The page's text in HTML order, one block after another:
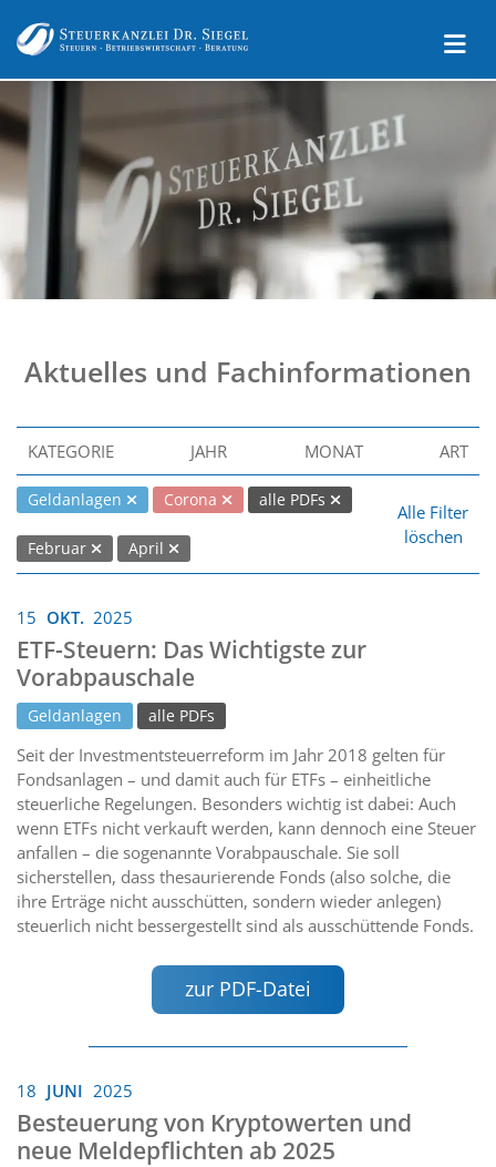
Aktuelles und Fachinformationen
KATEGORIE JAHR MONAT ART
Geldanlagen Corona alle PDFs
Februar April
Alle Filter
löschen
15 OKT. 2025
ETF-Steuern: Das Wichtigste zur
Vorabpauschale
Geldanlagen alle PDFs
Seit der Investmentsteuerreform im Jahr 2018 gelten für
Fondsanlagen – und damit auch für ETFs – einheitliche
steuerliche Regelungen. Besonders wichtig ist dabei: Auch
wenn ETFs nicht verkauft werden, kann dennoch eine Steuer
anfallen – die sogenannte Vorabpauschale. Sie soll
sicherstellen, dass thesaurierende Fonds (also solche, die
ihre Erträge nicht ausschütten, sondern wieder anlegen)
steuerlich nicht bessergestellt sind als ausschüttende Fonds.
zur PDF-Datei
18 JUNI 2025
Besteuerung von Kryptowerten und
neue Meldepflichten ab 2025